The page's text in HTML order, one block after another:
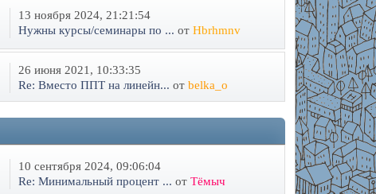
13 ноября 2024, 21:21:54
Нужны курсы/семинары по ... от Hbrhmnv
26 июня 2021, 10:33:35
Re: Вместо ППТ на линейн... от belka_o
10 сентября 2024, 09:06:04
Re: Минимальный процент ... от Тёмыч